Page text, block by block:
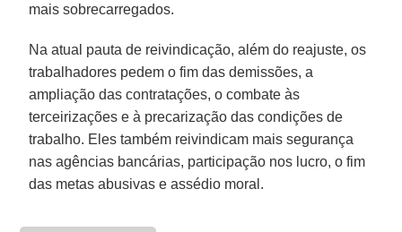
mais sobrecarregados.
Na atual pauta de reivindicação, além do reajuste, os
trabalhadores pedem o fim das demissões, a
ampliação das contratações, o combate às
terceirizações e à precarização das condições de
trabalho. Eles também reivindicam mais segurança
nas agências bancárias, participação nos lucro, o fim
das metas abusivas e assédio moral.